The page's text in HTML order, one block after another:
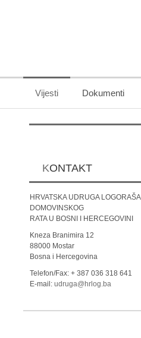
Vijesti Dokumenti
KONTAKT
HRVATSKA UDRUGA LOGORAŠA
DOMOVINSKOG
RATA U BOSNI I HERCEGOVINI
Kneza Branimira 12
88000 Mostar
Bosna i Hercegovina
Telefon/Fax: + 387 036 318 641
E-mail: udruga@hrlog.ba